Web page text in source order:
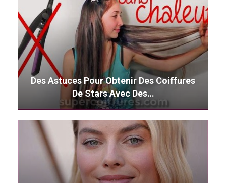
Des Astuces Pour Obtenir Des Coiffures
De Stars Avec Des…